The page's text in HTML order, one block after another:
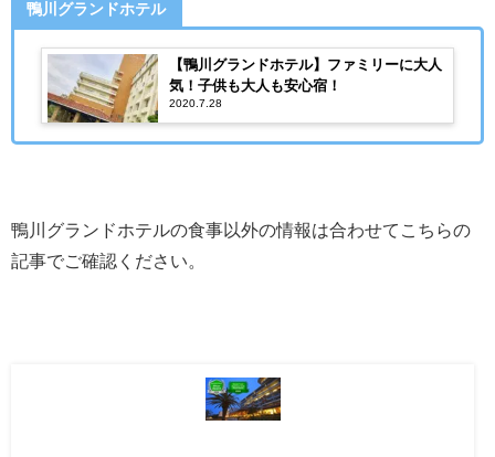
鴨川グランドホテル
【鴨川グランドホテル】ファミリーに大人
気！子供も大人も安心宿！
2020.7.28
鴨川グランドホテルの食事以外の情報は合わせてこちらの
記事でご確認ください。